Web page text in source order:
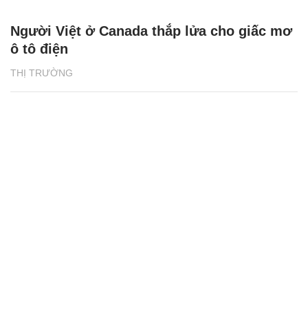
THỊ TRƯỜNG
Người Việt ở Canada thắp lửa cho giấc mơ
ô tô điện